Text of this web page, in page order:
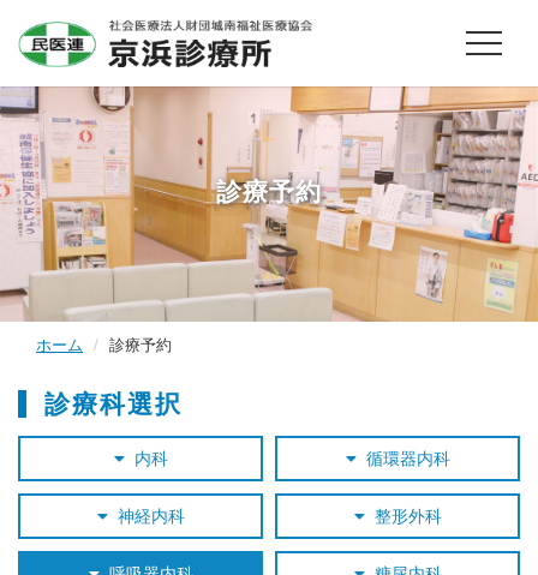
診療予約
ホーム 診療予約
診療科選択
内科 循環器内科
神経内科 整形外科